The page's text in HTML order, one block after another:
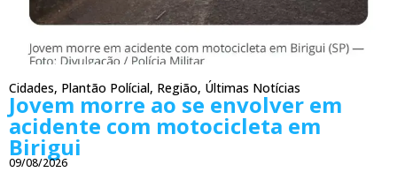
Cidades, Plantão Polícial, Região, Últimas Notícias
Jovem morre ao se envolver em
acidente com motocicleta em
Birigui
09/08/2026